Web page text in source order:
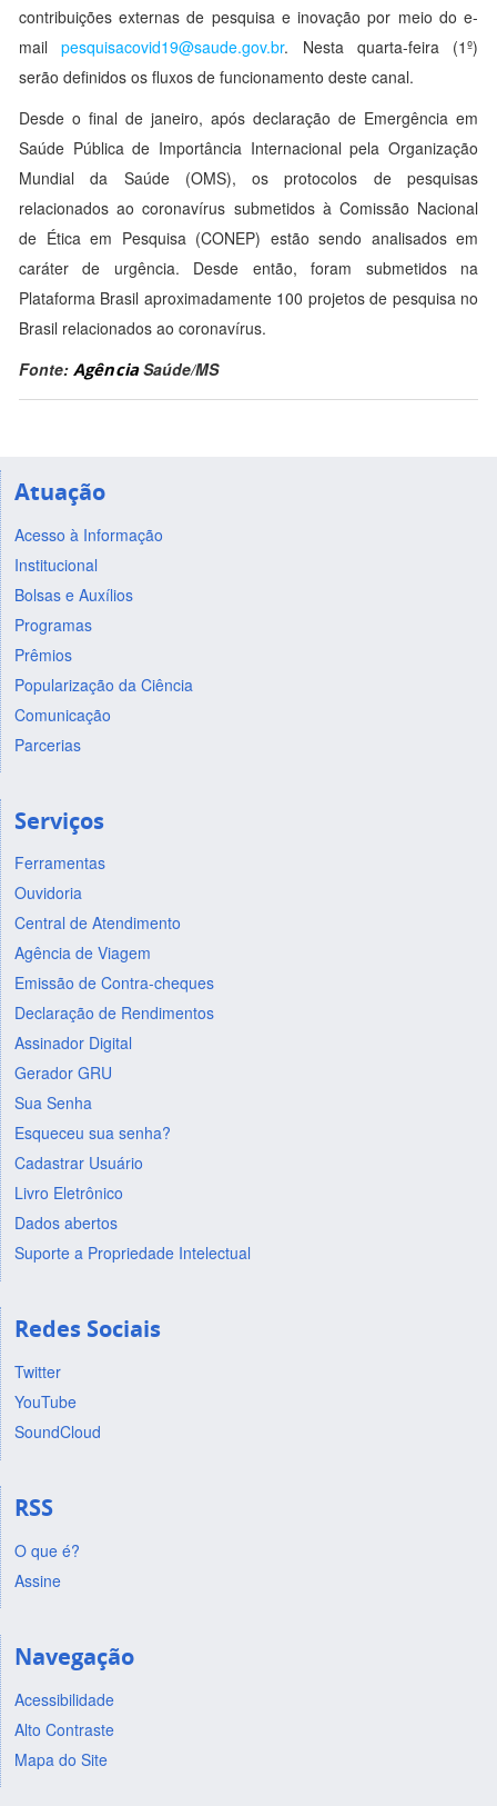
contribuições externas de pesquisa e inovação por meio do e-
mailpesquisacovid19@saude.gov.br. Nesta quarta-feira (1º)
serão definidos os fluxos de funcionamento deste canal.
Desde o final de janeiro, após declaração de Emergência em
Saúde Pública de Importância Internacional pela Organização
Mundial da Saúde (OMS), os protocolos de pesquisas
relacionados ao coronavírus submetidos à Comissão Nacional
de Ética em Pesquisa (CONEP) estão sendo analisados em
caráter de urgência. Desde então, foram submetidos na
Plataforma Brasil aproximadamente 100 projetos de pesquisa no
Brasil relacionados ao coronavírus.
Fonte: AgênciaSaúde/MS
Atuação
Acesso à Informação
Institucional
Bolsas e Auxílios
Programas
Prêmios
Popularização da Ciência
Comunicação
Parcerias
Serviços
Ferramentas
Ouvidoria
Central de Atendimento
Agência de Viagem
Emissão de Contra-cheques
Declaração de Rendimentos
Assinador Digital
Gerador GRU
Sua Senha
Esqueceu sua senha?
Cadastrar Usuário
Livro Eletrônico
Dados abertos
Suporte a Propriedade Intelectual
Redes Sociais
Twitter
YouTube
SoundCloud
RSS
O que é?
Assine
Navegação
Acessibilidade
Alto Contraste
Mapa do Site